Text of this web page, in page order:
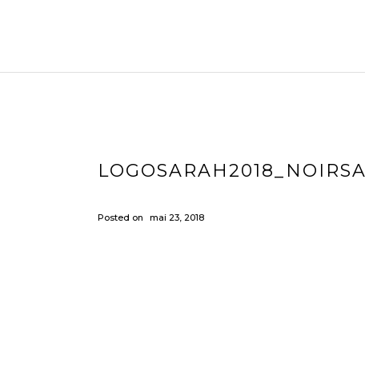
Posted on mai 23, 2018